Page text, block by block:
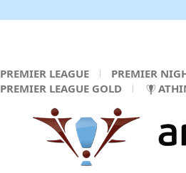
PREMIER LEAGUE PREMIER
PREMIER LEAGUE GOLD